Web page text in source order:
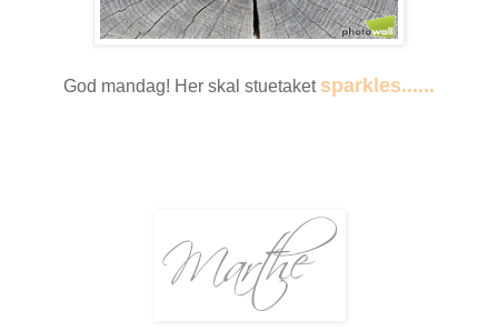
God mandag! Her skal stuetaket sparkles......